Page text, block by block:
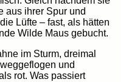
aus ihrer Spur und
Lüfte – fast, als hätten
Wilde Maus gebucht.
im Sturm, dreimal
und
rot. Was passiert